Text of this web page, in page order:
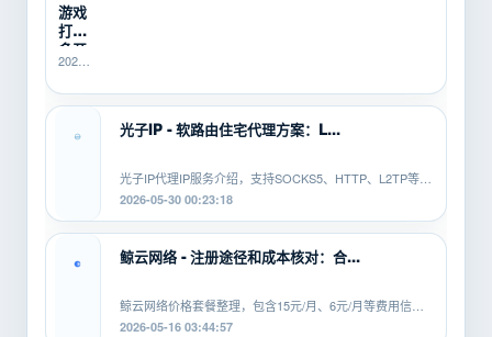
游戏
打金
多开
总翻
先用
2026-
16:14:49
光子IP - 软路由住宅代理方案：L...
光子IP代理IP服务介绍，支持SOCKS5、HTTP、L2TP等协
议，适配安卓、PC、软路由等平...
2026-05-30 00:23:18
鲸云网络 - 注册途径和成本核对：合...
鲸云网络价格套餐整理，包含15元/月、6元/月等费用信
息，覆盖SOCKS5、HTTP、L2TP等...
2026-05-16 03:44:57